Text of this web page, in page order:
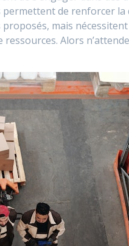
de renforcer la
mais
Alors